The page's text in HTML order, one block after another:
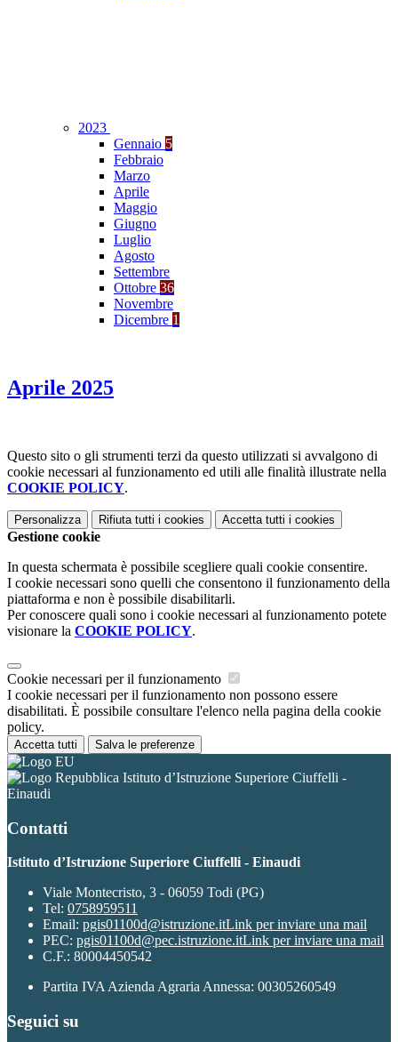
2023
Gennaio 5
Febbraio
Marzo
Aprile
Maggio
Giugno
Luglio
Agosto
Settembre
Ottobre 36
Novembre
Dicembre 1
Aprile 2025
Questo sito o gli strumenti terzi da questo utilizzati si avvalgono di
cookie necessari al funzionamento ed utili alle finalità illustrate nella
COOKIE POLICY.
Personalizza Rifiuta tutti i cookies Accetta tutti i cookies
Gestione cookie
In questa schermata è possibile scegliere quali cookie consentire.
I cookie necessari sono quelli che consentono il funzionamento della
piattaforma e non è possibile disabilitarli.
Per conoscere quali sono i cookie necessari al funzionamento potete
visionare la COOKIE POLICY.
Cookie necessari per il funzionamento
I cookie necessari per il funzionamento non possono essere
disabilitati. È possibile consultare l'elenco nella pagina della cookie
policy.
Accetta tutti Salva le preferenze
Istituto d’Istruzione Superiore Ciuffelli -
Einaudi
Contatti
Istituto d’Istruzione Superiore Ciuffelli - Einaudi
Viale Montecristo, 3 - 06059 Todi (PG)
Tel: 0758959511
Email: pgis01100d@istruzione.itLink per inviare una mail
PEC: pgis01100d@pec.istruzione.itLink per inviare una mail
C.F.: 80004450542
Partita IVA Azienda Agraria Annessa: 00305260549
Seguici su